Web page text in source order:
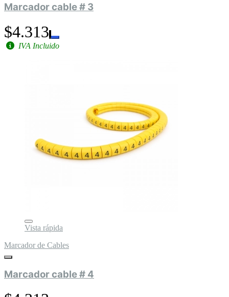
Marcador cable # 3
$4.313
IVA Incluido
Vista rápida
Marcador de Cables
Marcador cable # 4